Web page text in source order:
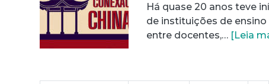
Há quase 20 anos teve
de instituições de ensino
entre docentes,… [Leia